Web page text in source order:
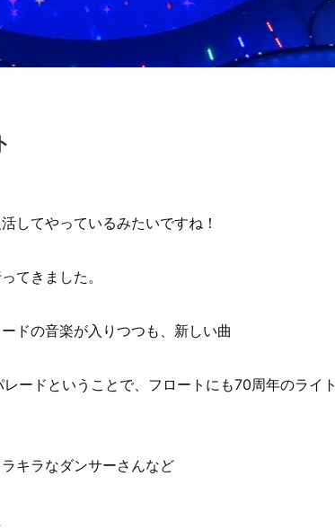
してやっているみたいですね！
てきました。
ドの音楽が入りつつも、新しい曲
ードということで、フロートにも70周年のライト
キラなダンサーさんなど